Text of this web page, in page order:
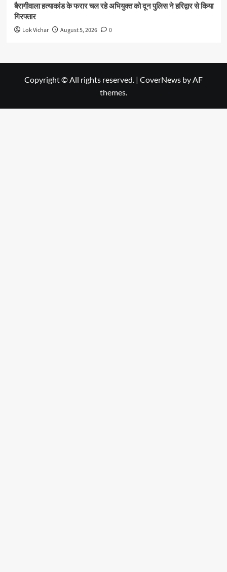
बैरागीवाला हत्याकांड के फरार चल रहे अभियुक्त को दून पुलिस ने हरिद्वार से किया
गिरफ्तार
Lok Vichar August 5, 2026 0
Copyright © All rights reserved. | CoverNews by AF
themes.